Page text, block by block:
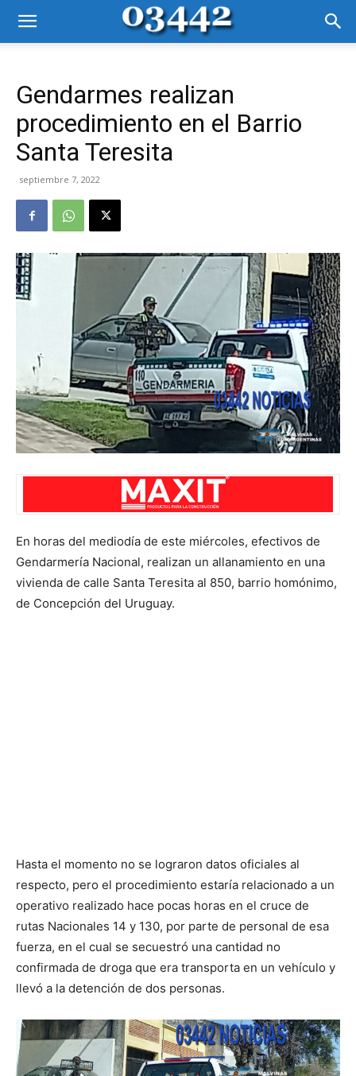
Gendarmes realizan
procedimiento en el Barrio
Santa Teresita
septiembre 7, 2022
En horas del mediodía de este miércoles, efectivos de
Gendarmería Nacional, realizan un allanamiento en una
vivienda de calle Santa Teresita al 850, barrio homónimo,
de Concepción del Uruguay.
Hasta el momento no se lograron datos oficiales al
respecto, pero el procedimiento estaría relacionado a un
operativo realizado hace pocas horas en el cruce de
rutas Nacionales 14 y 130, por parte de personal de esa
fuerza, en el cual se secuestró una cantidad no
confirmada de droga que era transporta en un vehículo y
llevó a la detención de dos personas.